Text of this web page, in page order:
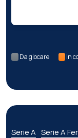
Da giocare In
Serie A Serie A